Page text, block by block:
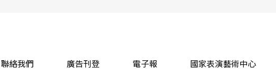
聯絡我們 廣告刊登 電子報 國家表演藝術中心